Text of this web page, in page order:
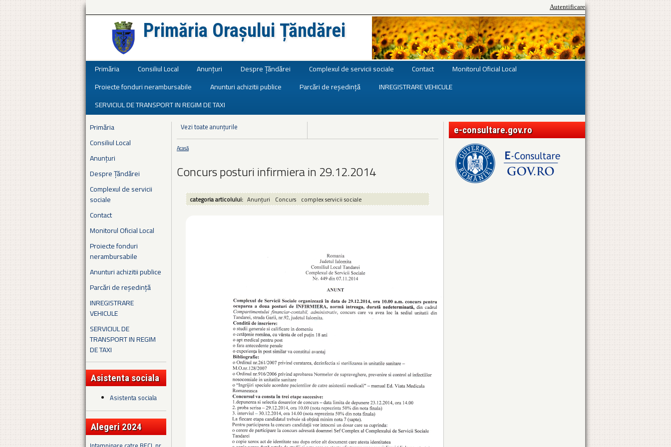
Autentificare
Primăria Orașului Țăndărei
Primăria Consiliul Local Anunțuri Despre Țăndărei Complexul de servicii sociale Contact
Monitorul Oficial Local
Proiecte fonduri nerambursabile
Anunturi achizitii publice Parcări de reședință
INREGISTRARE VEHICULE
SERVICIUL DE TRANSPORT IN REGIM DE TAXI
Primăria
Consiliul Local
Anunțuri
Despre Țăndărei
Complexul de servicii
sociale
Contact
Monitorul Oficial Local
Proiecte fonduri
nerambursabile
Anunturi achizitii publice
Parcări de reședință
INREGISTRARE
VEHICULE
SERVICIUL DE
TRANSPORT IN REGIM
DE TAXI
Asistenta sociala
Asistenta sociala
Alegeri 2024
Vezi toate anunțurile
Eşti aici
Acasă
Concurs posturi infirmiera in 29.12.2014
categoria articolului: Anunțuri Concurs complex servicii sociale
e-consultare.gov.ro